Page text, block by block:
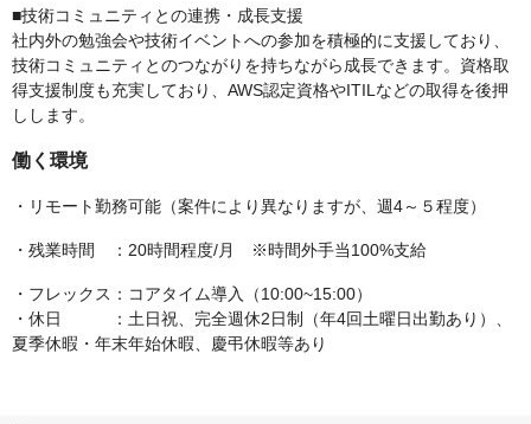
■技術コミュニティとの連携・成長支援
社内外の勉強会や技術イベントへの参加を積極的に支援しており、
技術コミュニティとのつながりを持ちながら成長できます。資格取
得支援制度も充実しており、AWS認定資格やITILなどの取得を後押
しします。
働く環境
・リモート勤務可能（案件により異なりますが、週4～５程度）
・残業時間 ：20時間程度/月 ※時間外手当100%支給
・フレックス：コアタイム導入（10:00~15:00）
・休日 ：土日祝、完全週休2日制（年4回土曜日出勤あり）、
夏季休暇・年末年始休暇、慶弔休暇等あり